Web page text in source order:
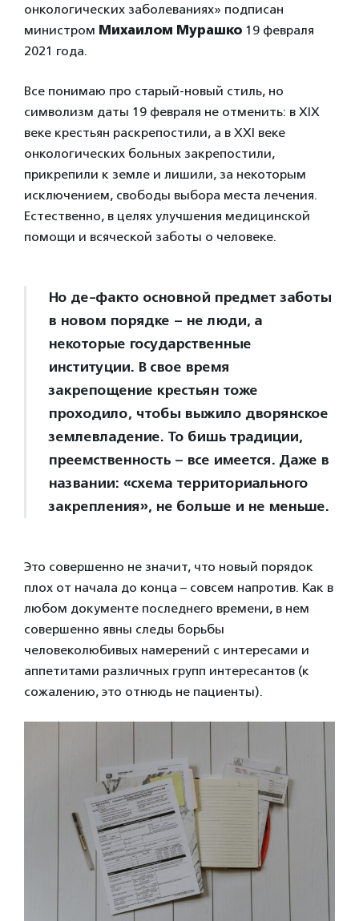
онкологических заболеваниях» подписан
министром Михаилом Мурашко 19 февраля
2021 года.
Все понимаю про старый-новый стиль, но
символизм даты 19 февраля не отменить: в XIX
веке крестьян раскрепостили, а в XXI веке
онкологических больных закрепостили,
прикрепили к земле и лишили, за некоторым
исключением, свободы выбора места лечения.
Естественно, в целях улучшения медицинской
помощи и всяческой заботы о человеке.
Но де-факто основной предмет заботы
в новом порядке – не люди, а
некоторые государственные
институции. В свое время
закрепощение крестьян тоже
проходило, чтобы выжило дворянское
землевладение. То бишь традиции,
преемственность – все имеется. Даже в
названии: «схема территориального
закрепления», не больше и не меньше.
Это совершенно не значит, что новый порядок
плох от начала до конца – совсем напротив. Как в
любом документе последнего времени, в нем
совершенно явны следы борьбы
человеколюбивых намерений с интересами и
аппетитами различных групп интересантов (к
сожалению, это отнюдь не пациенты).